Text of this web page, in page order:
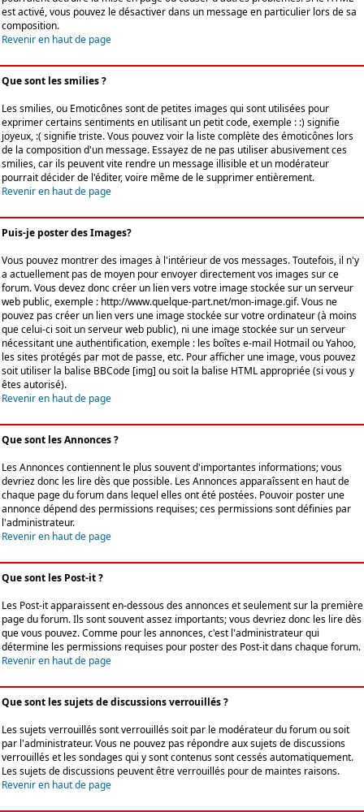
est activé, vous pouvez le désactiver dans un message en particulier lors de sa
composition.
Revenir en haut de page
Que sont les smilies ?
Les smilies, ou Emoticônes sont de petites images qui sont utilisées pour
exprimer certains sentiments en utilisant un petit code, exemple : :) signifie
joyeux, :( signifie triste. Vous pouvez voir la liste complète des émoticônes lors
de la composition d'un message. Essayez de ne pas utiliser abusivement ces
smilies, car ils peuvent vite rendre un message illisible et un modérateur
pourrait décider de l'éditer, voire même de le supprimer entièrement.
Revenir en haut de page
Puis-je poster des Images?
Vous pouvez montrer des images à l'intérieur de vos messages. Toutefois, il n'y
a actuellement pas de moyen pour envoyer directement vos images sur ce
forum. Vous devez donc créer un lien vers votre image stockée sur un serveur
web public, exemple : http://www.quelque-part.net/mon-image.gif. Vous ne
pouvez pas créer un lien vers une image stockée sur votre ordinateur (à moins
que celui-ci soit un serveur web public), ni une image stockée sur un serveur
nécessitant une authentification, exemple : les boîtes e-mail Hotmail ou Yahoo,
les sites protégés par mot de passe, etc. Pour afficher une image, vous pouvez
soit utiliser la balise BBCode [img] ou soit la balise HTML appropriée (si vous y
êtes autorisé).
Revenir en haut de page
Que sont les Annonces ?
Les Annonces contiennent le plus souvent d'importantes informations; vous
devriez donc les lire dès que possible. Les Annonces apparaîssent en haut de
chaque page du forum dans lequel elles ont été postées. Pouvoir poster une
annonce dépend des permissions requises; ces permissions sont définies par
l'administrateur.
Revenir en haut de page
Que sont les Post-it ?
Les Post-it apparaissent en-dessous des annonces et seulement sur la première
page du forum. Ils sont souvent assez importants; vous devriez donc les lire dès
que vous pouvez. Comme pour les annonces, c'est l'administrateur qui
détermine les permissions requises pour poster des Post-it dans chaque forum.
Revenir en haut de page
Que sont les sujets de discussions verrouillés ?
Les sujets verrouillés sont verrouillés soit par le modérateur du forum ou soit
par l'administrateur. Vous ne pouvez pas répondre aux sujets de discussions
verrouillés et les sondages qui y sont contenus sont cessés automatiquement.
Les sujets de discussions peuvent être verrouillés pour de maintes raisons.
Revenir en haut de page